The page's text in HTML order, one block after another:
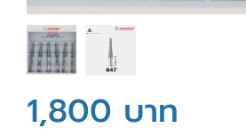
1,800 บาท